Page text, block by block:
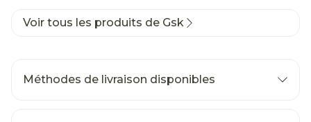
Voir tous les produits de Gsk
Méthodes de livraison disponibles